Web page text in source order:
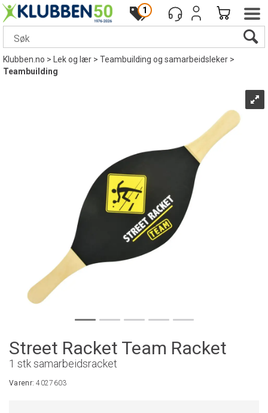
1
Klubben.no> Lek og lær>Teambuilding og samarbeidsleker>
Teambuilding
Street Racket Team Racket
1 stk samarbeidsracket
Varenr:4027603